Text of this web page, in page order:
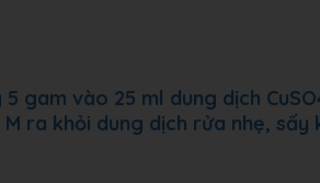
gam vào 25 ml dung dịch
ra khỏi dung dịch rửa nhẹ, sấy